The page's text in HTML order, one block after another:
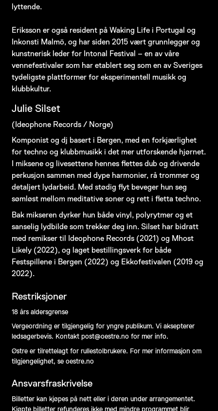
lyttende.
Eriksson er også resident på Waking Life i Portugal og
Inkonsti Malmö, og har siden 2015 vært grunnlegger og
kunstnerisk leder for Intonal Festival – en av våre
vennefestivaler som har etablert seg som en av Sveriges
tydeligste plattformer for eksperimentell musikk og
klubbkultur.
Julie Silset
(Ideophone Records / Norge)
Komponist og dj basert i Bergen, med en forkjærlighet
for techno og klubbmusikk i det mer utforskende hjørnet.
I miksene og livesettene hennes flettes dub og drivende
perkusjon sammen med dype harmonier, rå trommer og
detaljert lydarbeid. Med stødig flyt beveger hun seg
sømløst mellom meditative soner og rett i fletta techno.
Bak mikseren dyrker hun både vinyl, polyrytmer og et
sanselig lydbilde som trekker deg inn. Silset har bidratt
med remikser til Ideophone Records (2021) og Mhost
Likely (2022), og laget bestillingsverk for både
Festspillene i Bergen (2022) og Ekkofestivalen (2019 og
2022).
Restriksjoner
18 års aldersgrense
Vergeordning er tilgjengelig for yngre publikum. Vi aksepterer
ledsagerbevis. Kontakt post@oestre.no for mer info.
Østre er tilrettelagt for rullestolbrukere. For mer informasjon om
tilgjengelighet, se oestre.no
Ansvarsfraskrivelse
Billetter kan kjøpes på nett eller i døren under arrangementet.
Kjøpte billetter refunderes ikke med mindre programmet blir